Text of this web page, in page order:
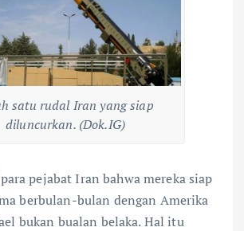
satu rudal Iran yang siap
diluncurkan. (Dok.IG)
pejabat Iran bahwa mereka siap
berbulan-bulan dengan Amerika
bukan bualan belaka. Hal itu